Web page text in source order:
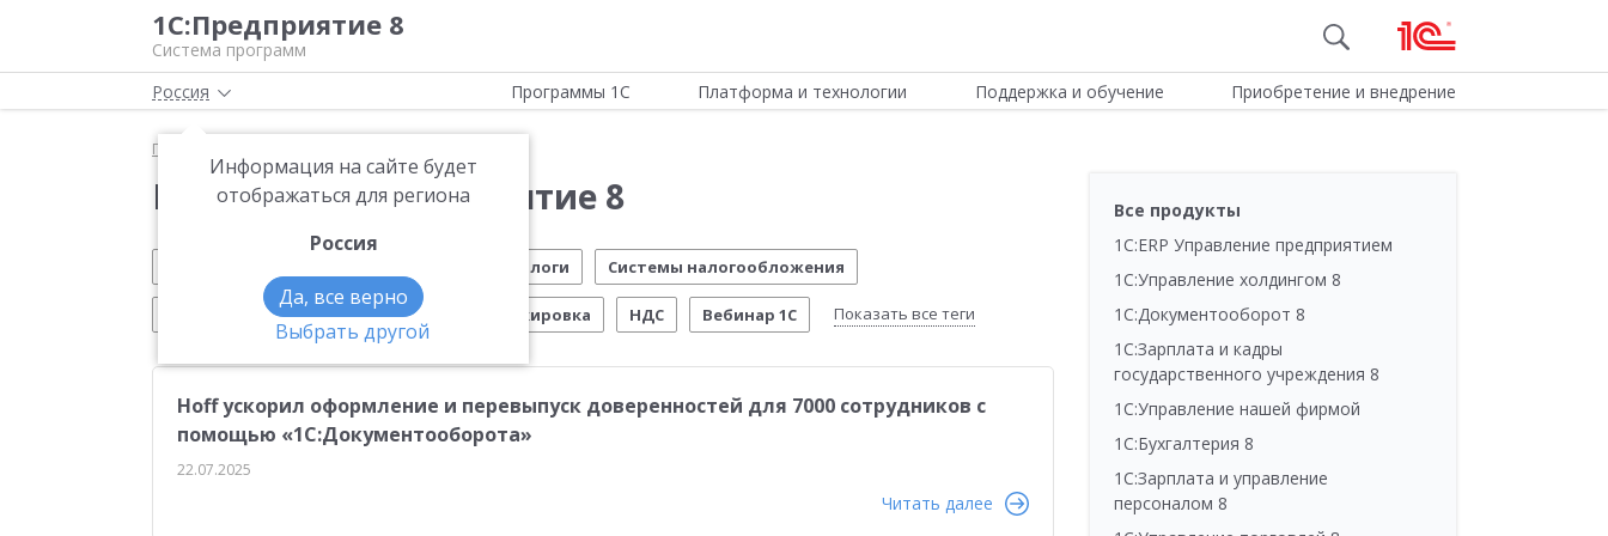
1С:Предприятие 8
Система программ
Россия
Информация на сайте будет
отображаться для региона
Россия
Да, все верно
Выбрать другой
Программы 1С Платформа и технологии Поддержка и обучение Приобретение и внедрение
Главная
Новости 1С:Предприятие 8
Налоги Системы налогообложения
Электронный документооборот Маркировка НДС Вебинар 1С
CRM
Показать все теги
Управление производством ИТС Отчетность по МСФО Новости Платформы
Платформа 1С:Предприятие 8 ЕГАИС Система управления предприятием Управление складом
Hoff ускорил оформление и перевыпуск доверенностей для 7000 сотрудников с
помощью «1С:Документооборота»
22.07.2025
Читать далее
Все продукты
1С:ERP Управление предприятием
1С:Управление холдингом 8
1С:Документооборот 8
1С:Зарплата и кадры
государственного учреждения 8
1С:Управление нашей фирмой
1С:Бухгалтерия 8
1С:Зарплата и управление
персоналом 8